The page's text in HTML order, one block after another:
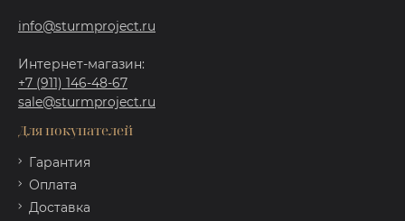
info@sturmproject.ru
Интернет-магазин:
+7 (911) 146-48-67
sale@sturmproject.ru
Для покупателей
Гарантия
Оплата
Доставка